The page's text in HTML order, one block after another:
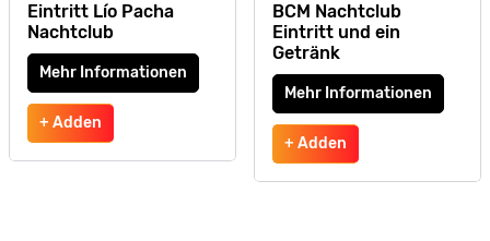
Eintritt Lío Pacha
Nachtclub
Mehr Informationen
+ Adden
BCM Nachtclub
Eintritt und ein
Getränk
Mehr Informationen
+ Adden